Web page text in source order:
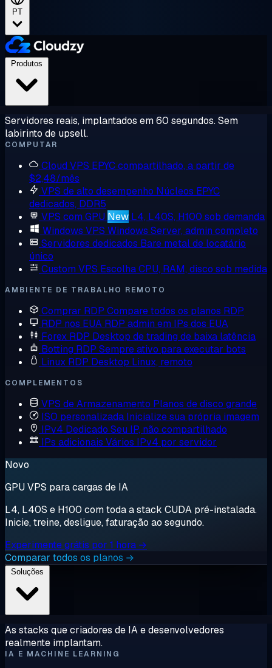
PT
Servidores reais, implantados em 60 segundos. Sem
labirinto de upsell.
COMPUTAR
Cloud VPS EPYC compartilhado, a partir de
$2,48/mês
VPS de alto desempenho Núcleos EPYC
dedicados, DDR5
VPS com GPU New L4, L40S, H100 sob demanda
Windows VPS Windows Server, admin completo
Servidores dedicados Bare metal de locatário
único
Custom VPS Escolha CPU, RAM, disco sob medida
AMBIENTE DE TRABALHO REMOTO
Comprar RDP Compare todos os planos RDP
RDP nos EUA RDP admin em IPs dos EUA
Forex RDP Desktop de trading de baixa latência
Botting RDP Sempre ativo para executar bots
Linux RDP Desktop Linux, remoto
COMPLEMENTOS
VPS de Armazenamento Planos de disco grande
ISO personalizada Inicialize sua própria imagem
IPv4 Dedicado Seu IP, não compartilhado
IPs adicionais Vários IPv4 por servidor
Novo
GPU VPS para cargas de IA
L4, L40S e H100 com toda a stack CUDA pré-instalada.
Inicie, treine, desligue, faturação ao segundo.
Experimente grátis por 1 hora →
Comparar todos os planos →
As stacks que criadores de IA e desenvolvedores
realmente implantam.
IA E MACHINE LEARNING